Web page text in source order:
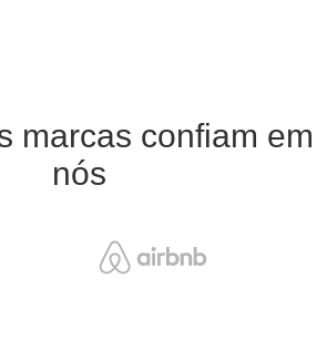
marcas confiam em
nós